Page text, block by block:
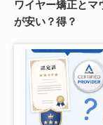
ワイヤー矯正とマ
が安い？得？